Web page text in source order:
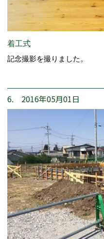
着工式
記念撮影を撮りました。
6. 2016年05月01日